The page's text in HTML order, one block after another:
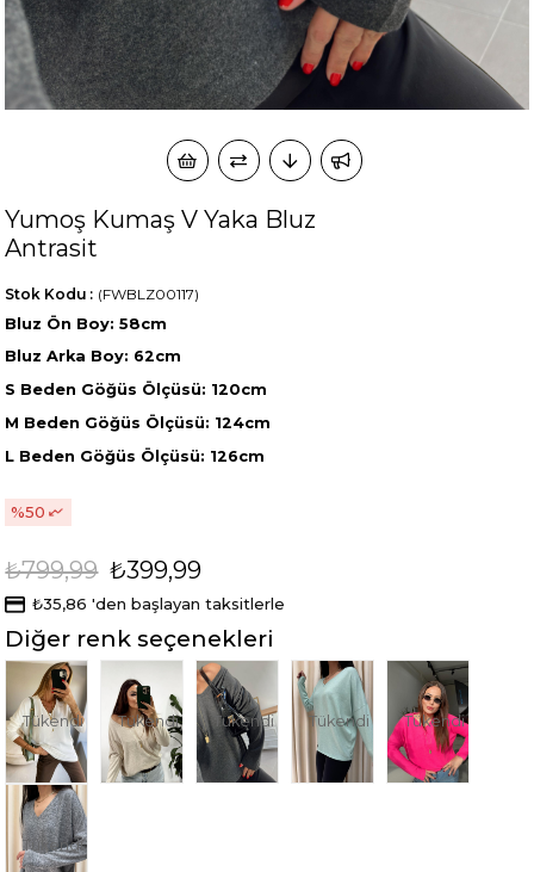
Yumoş Kumaş V Yaka Bluz
Antrasit
(FWBLZ00117)
Stok Kodu
Bluz Ön Boy: 58cm
Bluz Arka Boy: 62cm
S Beden Göğüs Ölçüsü: 120cm
M Beden Göğüs Ölçüsü: 124cm
L Beden Göğüs Ölçüsü: 126cm
50
₺799,99 ₺399,99
₺35,86 'den başlayan taksitlerle
Diğer renk seçenekleri
Tükendi Tükendi Tükendi Tükendi Tükendi
Tükendi